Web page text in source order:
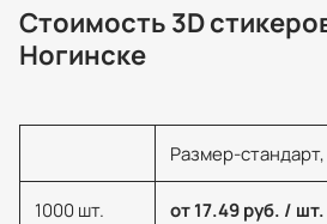
Стоимость 3D
Ногинске
Размер-
1000 шт. от 17.49 руб. / шт.